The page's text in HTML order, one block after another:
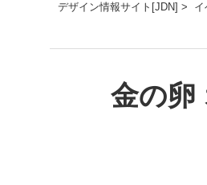
デザイン情報サイト[JDN] > イ
金の卵